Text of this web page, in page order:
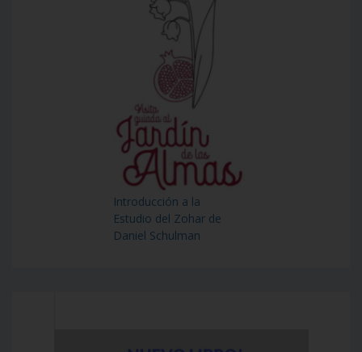
Introducción a la
Estudio del Zohar de
Daniel Schulman